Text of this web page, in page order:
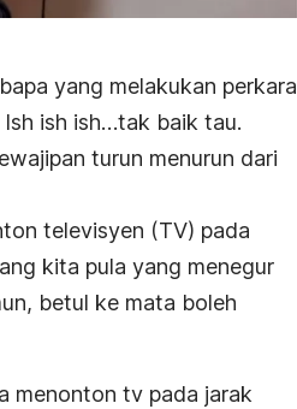
yang melakukan perkara
Ish ish ish…tak baik tau.
turun menurun dari
televisyen (TV) pada
kita pula yang menegur
betul ke mata boleh
menonton tv pada jarak